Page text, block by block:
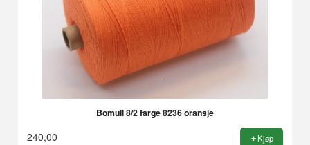
Bomull 8/2 farge 8236 oransje
240,00 Kjøp